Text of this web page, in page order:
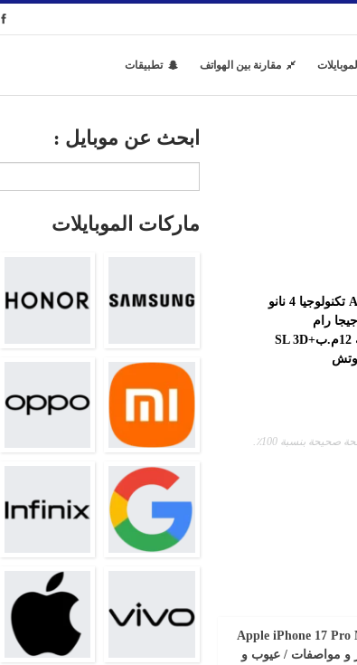
مقارنة بين الهواتف تطبيقات
بنسبة 100٪.
Apple iPhone 17 Pro
و مواصفات / عيوب و
ابحث عن موبايل :
ماركات الموبايلات